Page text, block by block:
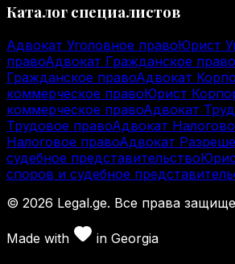
Каталог специалистов
Адвокат Уголовное правоЮрист
правоАдвокат Гражданское право
Гражданское правоАдвокат
коммерческое правоЮрист
коммерческое правоАдвокат
Трудовое правоАдвокат
Налоговое правоАдвокат
судебное представительство
споров и судебное
© 2026 Legal.ge. Все права
Made with in Georgia